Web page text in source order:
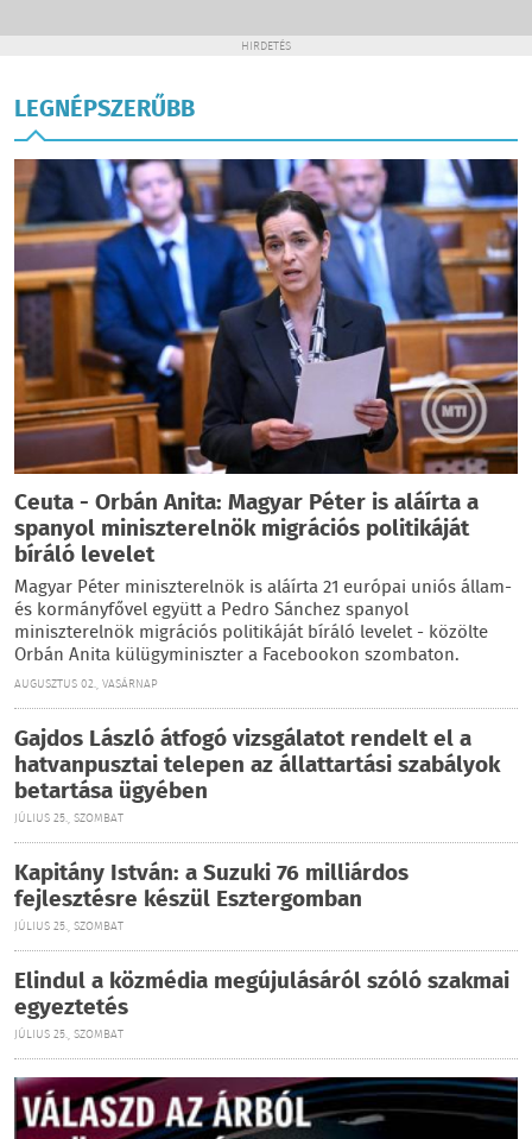
HIRDETÉS
LEGNÉPSZERŰBB
Ceuta - Orbán Anita: Magyar Péter is aláírta a
spanyol miniszterelnök migrációs politikáját
bíráló levelet
Magyar Péter miniszterelnök is aláírta 21 európai uniós állam-
és kormányfővel együtt a Pedro Sánchez spanyol
miniszterelnök migrációs politikáját bíráló levelet - közölte
Orbán Anita külügyminiszter a Facebookon szombaton.
AUGUSZTUS 02., VASÁRNAP
Gajdos László átfogó vizsgálatot rendelt el a
hatvanpusztai telepen az állattartási szabályok
betartása ügyében
JÚLIUS 25., SZOMBAT
Kapitány István: a Suzuki 76 milliárdos
fejlesztésre készül Esztergomban
JÚLIUS 25., SZOMBAT
Elindul a közmédia megújulásáról szóló szakmai
egyeztetés
JÚLIUS 25., SZOMBAT